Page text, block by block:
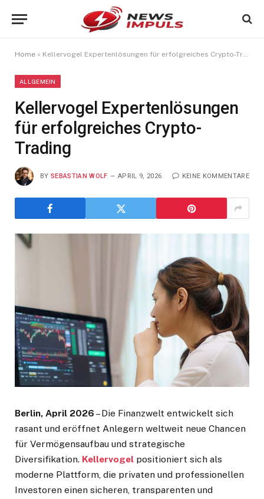
Home » Kellervogel Expertenlösungen für erfolgreiches Crypto-Trading
ALLGEMEIN
Kellervogel Expertenlösungen
für erfolgreiches Crypto-
Trading
BY SEBASTIAN WOLF APRIL 9, 2026 KEINE KOMMENTARE
Berlin, April 2026 – Die Finanzwelt entwickelt sich
rasant und eröffnet Anlegern weltweit neue Chancen
für Vermögensaufbau und strategische
Diversifikation. Kellervogel positioniert sich als
moderne Plattform, die privaten und professionellen
Investoren einen sicheren, transparenten und